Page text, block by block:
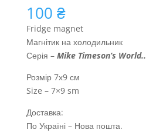
100 ₴
Fridge magnet
Магнітик на холодильник
Серія – Mike Timeson’s World..
Розмір 7х9 см
Size – 7×9 sm
Доставка:
По Україні – Нова пошта.